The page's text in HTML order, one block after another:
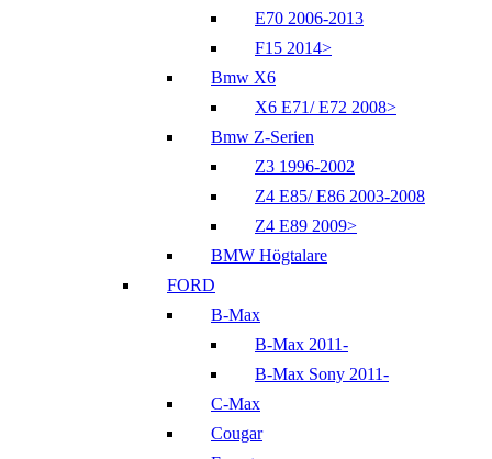
E70 2006-2013
F15 2014>
Bmw X6
X6 E71/ E72 2008>
Bmw Z-Serien
Z3 1996-2002
Z4 E85/ E86 2003-2008
Z4 E89 2009>
BMW Högtalare
FORD
B-Max
B-Max 2011-
B-Max Sony 2011-
C-Max
Cougar